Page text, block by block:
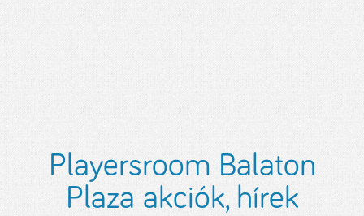
Playersroom Balaton
Plaza akciók, hírek